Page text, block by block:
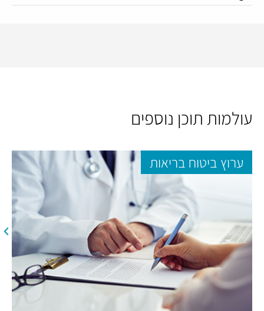
עולמות תוכן נוספים
ערוץ ביטוח בריאות